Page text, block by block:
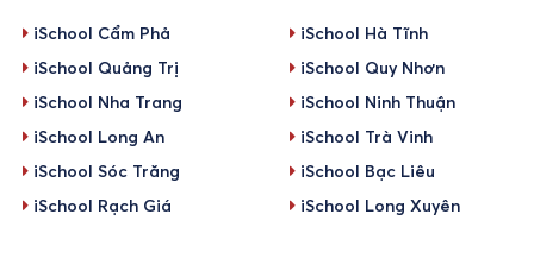
iSchool Cẩm Phả
iSchool Hà Tĩnh
iSchool Quảng Trị
iSchool Quy Nhơn
iSchool Nha Trang
iSchool Ninh Thuận
iSchool Long An
iSchool Trà Vinh
iSchool Sóc Trăng
iSchool Bạc Liêu
iSchool Rạch Giá
iSchool Long Xuyên